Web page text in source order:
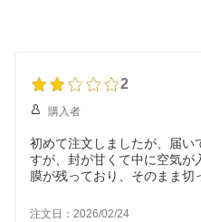
2
購入者
初めて注文しましたが、届い
すが、封が甘くて中に空気が
膜が残っており、そのまま切
が、噛みきれないほどでし
だと感じました。味は良かっ
注文日：2026/02/24